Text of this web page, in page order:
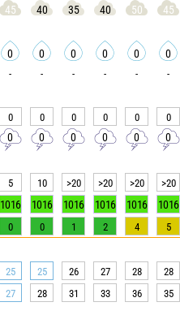
45 40 35 40 50 45
0 0 0 0 0 0
- - - - - -
0 0 0 0 0 0
0 0 0 0 0 0
5 10 >20 >20 >20 >20
1016 1016 1016 1016 1016 1016
0 0 1 2 4 5
25 25 26 27 28 28
27 28 31 33 36 35